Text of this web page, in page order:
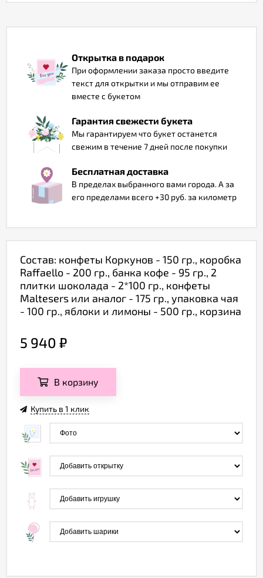
Открытка в подарок
При оформлении заказа просто введите
текст для открытки и мы отправим ее
вместе с букетом
Гарантия свежести букета
Мы гарантируем что букет останется
свежим в течение 7 дней после покупки
Бесплатная доставка
В пределах выбранного вами города. А за
его пределами всего +30 руб. за километр
Состав: конфеты Коркунов - 150 гр., коробка
Raffaello - 200 гр., банка кофе - 95 гр., 2
плитки шоколада - 2*100 гр., конфеты
Maltesers или аналог - 175 гр., упаковка чая
- 100 гр., яблоки и лимоны - 500 гр., корзина
5 940 ₽
В корзину
Купить в 1 клик